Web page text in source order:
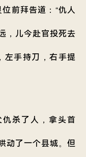
前拜告道：“仇人
，儿今赴官投死去
左手持刀，右手提
杀了人，拿头首
动了一个县城。但